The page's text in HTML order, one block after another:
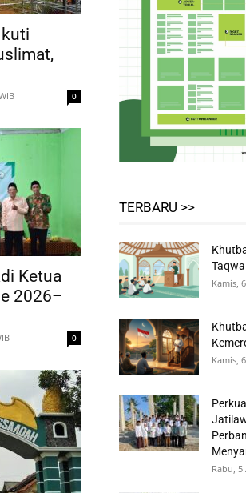
0
Ketua
2026–
0
TERBARU >>
Taqwa
Kamis,
Kamis,
Rabu, 5